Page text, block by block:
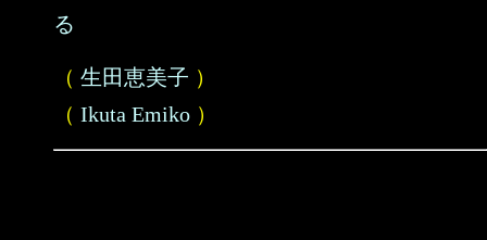
る
（ 生田恵美子 ）
（ Ikuta Emiko ）